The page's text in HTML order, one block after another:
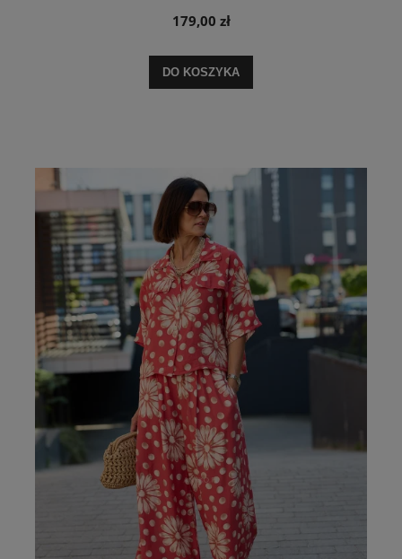
179,00 zł
DO KOSZYKA